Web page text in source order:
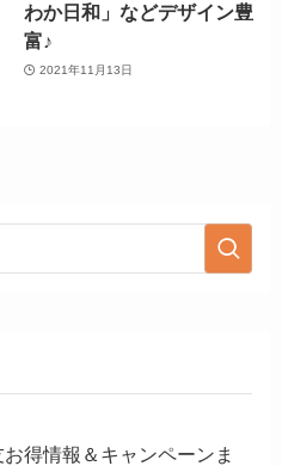
わか日和」などデザイン豊
富♪
2021年11月13日
得情報＆キャンペーンま